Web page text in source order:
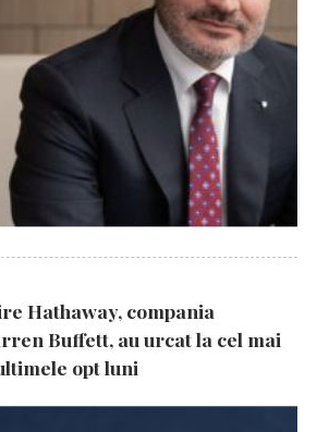
Hathaway, compania
Buffett, au urcat la cel mai
opt luni